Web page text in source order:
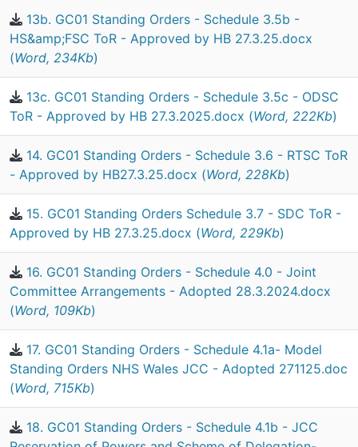
13b. GC01 Standing Orders - Schedule 3.5b -
HS&amp;FSC ToR - Approved by HB 27.3.25.docx
(Word, 234Kb)
13c. GC01 Standing Orders - Schedule 3.5c - ODSC
ToR - Approved by HB 27.3.2025.docx (Word, 222Kb)
14. GC01 Standing Orders - Schedule 3.6 - RTSC ToR
- Approved by HB27.3.25.docx (Word, 228Kb)
15. GC01 Standing Orders Schedule 3.7 - SDC ToR -
Approved by HB 27.3.25.docx (Word, 229Kb)
16. GC01 Standing Orders - Schedule 4.0 - Joint
Committee Arrangements - Adopted 28.3.2024.docx
(Word, 109Kb)
17. GC01 Standing Orders - Schedule 4.1a- Model
Standing Orders NHS Wales JCC - Adopted 271125.doc
(Word, 715Kb)
18. GC01 Standing Orders - Schedule 4.1b - JCC